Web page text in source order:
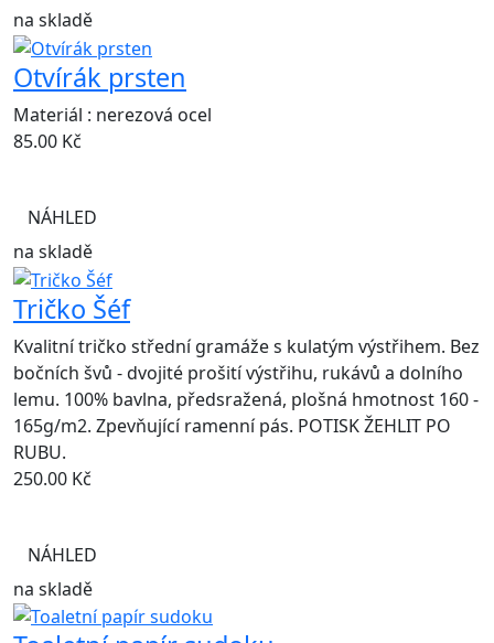
na skladě
Otvírák prsten
Materiál : nerezová ocel
85.00 Kč
NÁHLED
na skladě
Tričko Šéf
Kvalitní tričko střední gramáže s kulatým výstřihem. Bez
bočních švů - dvojité prošití výstřihu, rukávů a dolního
lemu. 100% bavlna, předsražená, plošná hmotnost 160 -
165g/m2. Zpevňující ramenní pás. POTISK ŽEHLIT PO
RUBU.
250.00 Kč
NÁHLED
na skladě